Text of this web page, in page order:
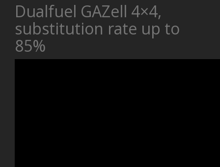
Dualfuel GAZell 4×4,
substitution rate up to
85%